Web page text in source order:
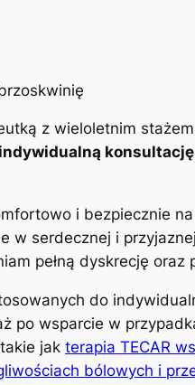
z wieloletnim
indywidualną
i bezpiecznie
w serdecznej i
pełną dyskrecję oraz
do
po wsparcie w
jak terapia TECAR
bólowych i